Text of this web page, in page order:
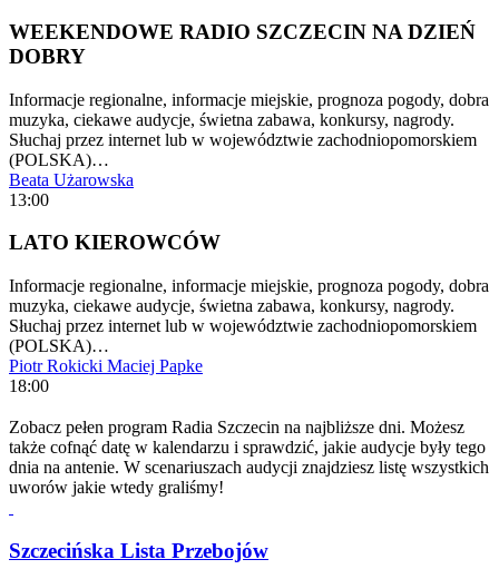
WEEKENDOWE RADIO SZCZECIN NA DZIEŃ
DOBRY
Informacje regionalne, informacje miejskie, prognoza pogody, dobra
muzyka, ciekawe audycje, świetna zabawa, konkursy, nagrody.
Słuchaj przez internet lub w województwie zachodniopomorskiem
(POLSKA)…
Beata Użarowska
13:00
LATO KIEROWCÓW
Informacje regionalne, informacje miejskie, prognoza pogody, dobra
muzyka, ciekawe audycje, świetna zabawa, konkursy, nagrody.
Słuchaj przez internet lub w województwie zachodniopomorskiem
(POLSKA)…
Piotr Rokicki Maciej Papke
18:00
Zobacz pełen program Radia Szczecin na najbliższe dni. Możesz
także cofnąć datę w kalendarzu i sprawdzić, jakie audycje były tego
dnia na antenie. W scenariuszach audycji znajdziesz listę wszystkich
uworów jakie wtedy graliśmy!
Szczecińska Lista Przebojów